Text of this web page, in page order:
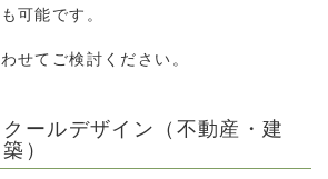
可能です。
せてご検討ください。
クールデザイン（不動産・建
築）